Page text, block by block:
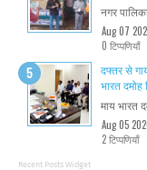
नगर
Aug 07
0 टिप्पणियाँ
दफ्तर से
भारत दमोह
माय भारत
Aug 05
2 टिप्पणियाँ
Recent Posts Widget